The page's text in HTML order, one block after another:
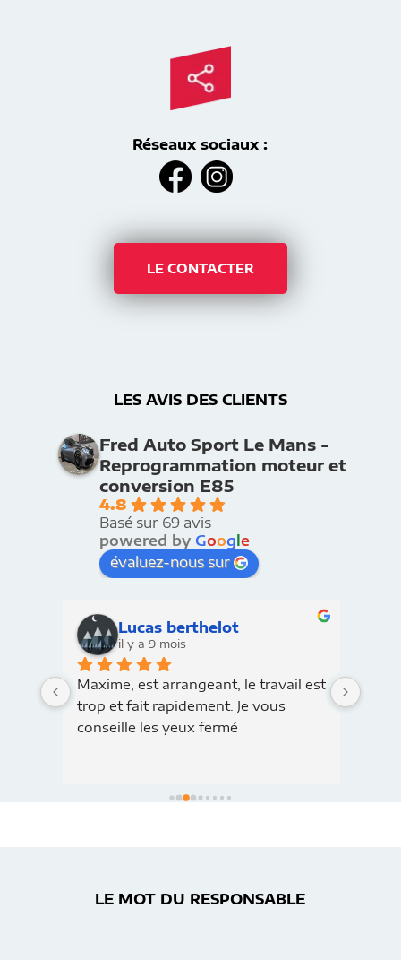
Réseaux sociaux :
LE CONTACTER
LES AVIS DES CLIENTS
Fred Auto Sport Le Mans -
Reprogrammation moteur et
conversion E85
4.8
Basé sur 69 avis
powered by Google
évaluez-nous sur
Lucas berthelot
il y a 9 mois
Maxime, est arrangeant, le travail est
trop et fait rapidement. Je vous
conseille les yeux fermé
LE MOT DU RESPONSABLE